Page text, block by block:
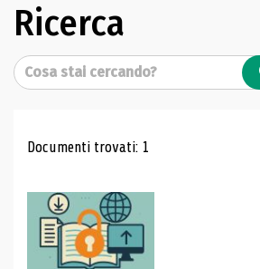
Ricerca
Cerca
Risultati di ricerca
Documenti trovati: 1